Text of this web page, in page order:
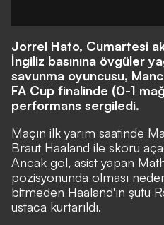
Jorrel Hato, Cumartesi
İngiliz basınına övgüler
savunma oyuncusu,
FA Cup finalinde (0-1
performans sergiledi.
Maçın ilk yarım saatinde
Braut Haaland ile skoru
Ancak gol, asist yapan
pozisyonunda olması
bitmeden Haaland'ın şutu
ustaca kurtarıldı.